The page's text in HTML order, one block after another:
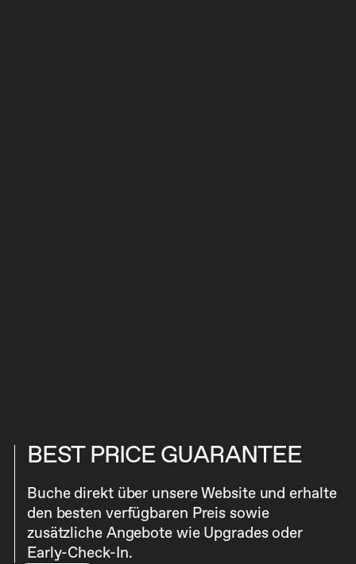
BEST PRICE GUARANTEE
Buche direkt über unsere Website und erhalte
den besten verfügbaren Preis sowie
zusätzliche Angebote wie Upgrades oder
Early-Check-In.